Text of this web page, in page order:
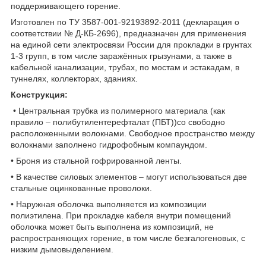
поддерживающего горение.
Изготовлен по ТУ 3587-001-92193892-2011 (декларация о
соответствии № Д-КБ-2696), предназначен для применения
на единой сети электросвязи России для прокладки в грунтах
1-3 групп, в том числе заражённых грызунами, а также в
кабельной канализации, трубах, по мостам и эстакадам, в
туннелях, коллекторах, зданиях.
Конструкция:
• Центральная трубка из полимерного материала (как
правило – полибутилентерефталат (ПБТ))со свободно
расположенными волокнами. Свободное пространство между
волокнами заполнено гидрофобным компаундом.
• Броня из стальной гофрированной ленты.
• В качестве силовых элементов – могут использоваться две
стальные оцинкованные проволоки.
• Наружная оболочка выполняется из композиции
полиэтилена. При прокладке кабеля внутри помещений
оболочка может быть выполнена из композиций, не
распространяющих горение, в том числе безгалогеновых, с
низким дымовыделением.